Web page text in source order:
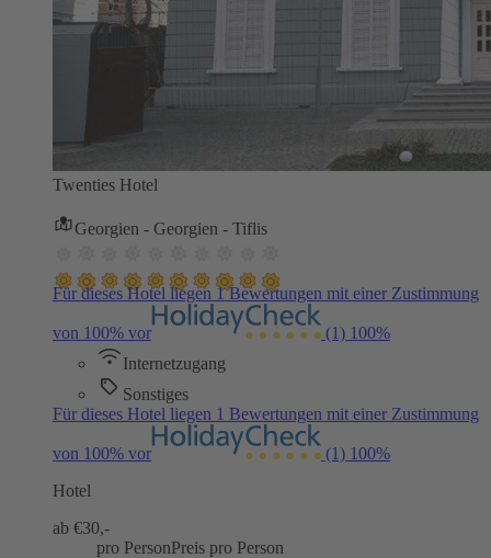
Twenties Hotel
Georgien - Georgien - Tiflis
Für dieses Hotel liegen 1 Bewertungen mit einer Zustimmung
von 100% vor (1) 100%
Internetzugang
Sonstiges
Für dieses Hotel liegen 1 Bewertungen mit einer Zustimmung
von 100% vor (1) 100%
Hotel
ab €30,-
pro PersonPreis pro Person